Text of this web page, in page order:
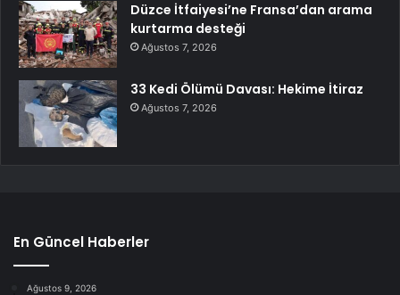
Düzce İtfaiyesi’ne Fransa’dan arama
kurtarma desteği
Ağustos 7, 2026
33 Kedi Ölümü Davası: Hekime İtiraz
Ağustos 7, 2026
En Güncel Haberler
Ağustos 9, 2026